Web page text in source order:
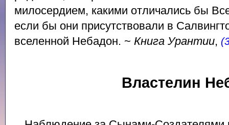
милосердием, какими отличались бы
если бы они присутствовали в
вселенной Небадон. ~ Книга Урантии,
Властелин